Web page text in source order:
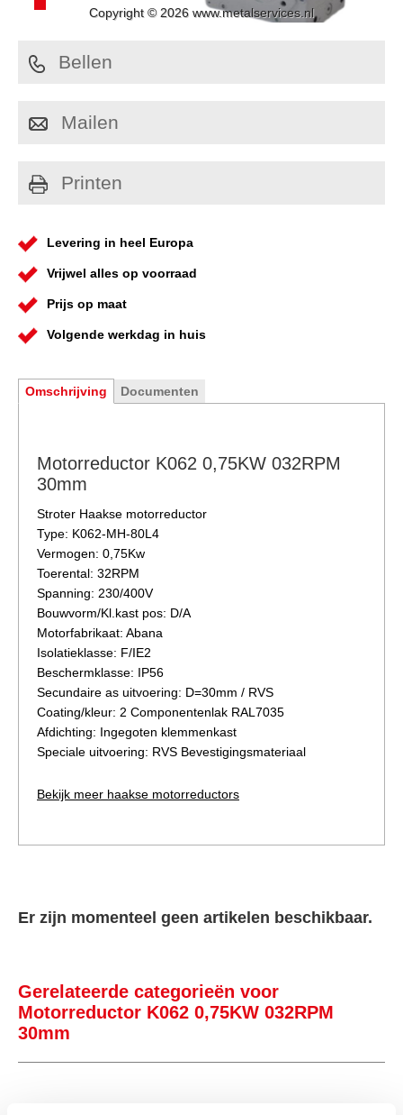
Copyright © 2026 www.metalservices.nl
Bellen
Mailen
Printen
Levering in heel Europa
Vrijwel alles op voorraad
Prijs op maat
Volgende werkdag in huis
Omschrijving Documenten
Motorreductor K062 0,75KW 032RPM
30mm
Stroter Haakse motorreductor
Type: K062-MH-80L4
Vermogen: 0,75Kw
Toerental: 32RPM
Spanning: 230/400V
Bouwvorm/Kl.kast pos: D/A
Motorfabrikaat: Abana
Isolatieklasse: F/IE2
Beschermklasse: IP56
Secundaire as uitvoering: D=30mm / RVS
Coating/kleur: 2 Componentenlak RAL7035
Afdichting: Ingegoten klemmenkast
Speciale uitvoering: RVS Bevestigingsmateriaal
Bekijk meer haakse motorreductors
Er zijn momenteel geen artikelen beschikbaar.
Gerelateerde categorieën voor
Motorreductor K062 0,75KW 032RPM
30mm